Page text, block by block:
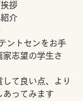
拶
介
会
トセンをお手
志望の学生さ
良い点、より
あってみます